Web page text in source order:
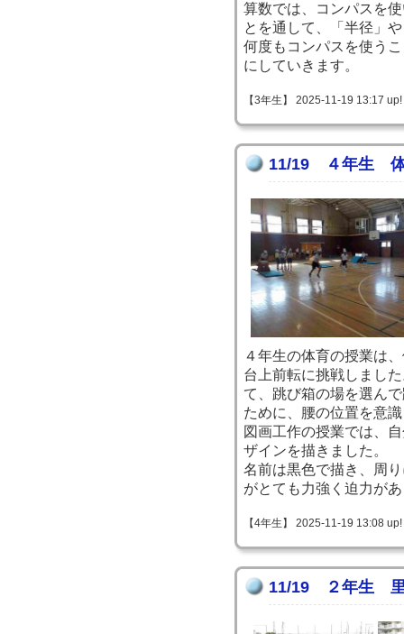
算数では、コンパスを
とを通して、「半径」
何度もコンパスを使う
にしていきます。
【3年生】 2025-11-19 13:17 up!
11/19 ４年生
４年生の体育の授業は
台上前転に挑戦しまし
て、跳び箱の場を選ん
ために、腰の位置を意
図画工作の授業では、
ザインを描きました。
名前は黒色で描き、周
がとても力強く迫力が
【4年生】 2025-11-19 13:08 up!
11/19 ２年生 里